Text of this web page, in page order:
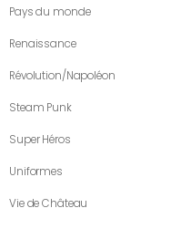
Pays du monde
Renaissance
Révolution/Napoléon
Steam Punk
Super Héros
Uniformes
Vie de Château